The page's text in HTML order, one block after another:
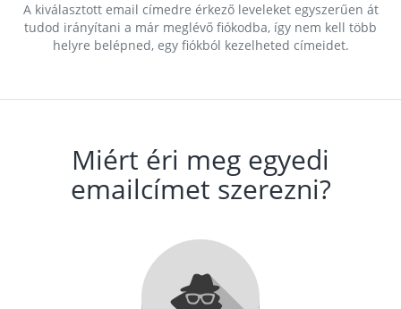
A kiválasztott email címedre érkező leveleket egyszerűen át
tudod irányítani a már meglévő fiókodba, így nem kell több
helyre belépned, egy fiókból kezelheted címeidet.
Miért éri meg egyedi
emailcímet szerezni?